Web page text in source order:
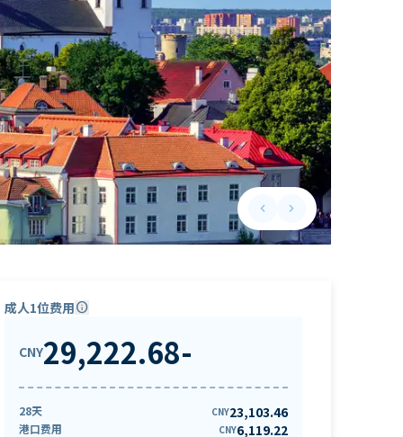
keyboard_arrow_leftPrevious slide
keyboard_arrow_rightNext slide
成人1位费用info
CNY29,222.68-
28天 CNY23,103.46
港口费用 CNY6,119.22